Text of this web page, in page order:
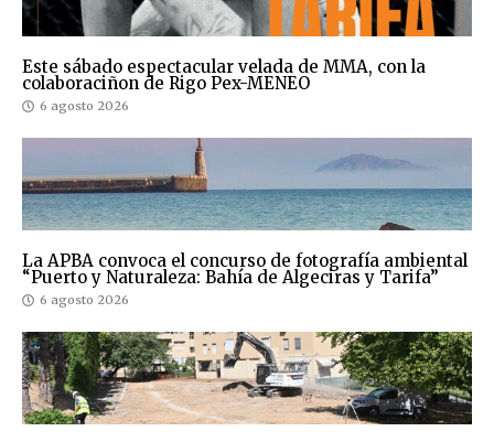
Este sábado espectacular velada de MMA, con la
colaboraciñon de Rigo Pex-MENEO
6 agosto 2026
La APBA convoca el concurso de fotografía ambiental
“Puerto y Naturaleza: Bahía de Algeciras y Tarifa”
6 agosto 2026